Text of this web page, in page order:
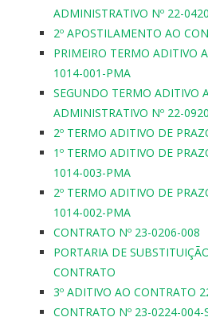
ADMINISTRATIVO Nº 22-
2º APOSTILAMENTO AO
PRIMEIRO TERMO ADITIVO
1014-001-PMA
SEGUNDO TERMO ADITIVO
ADMINISTRATIVO Nº 22-
2º TERMO ADITIVO DE
1º TERMO ADITIVO DE
1014-003-PMA
2º TERMO ADITIVO DE
1014-002-PMA
CONTRATO Nº 23-0206-008
PORTARIA DE
CONTRATO
3º ADITIVO AO CONTRATO
CONTRATO Nº 23-0224-004-